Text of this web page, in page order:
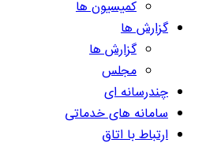
کمیسیون ها
گزارش ها
گزارش ها
مجلس
چندرسانه ای
سامانه های خدماتی
ارتباط با اتاق